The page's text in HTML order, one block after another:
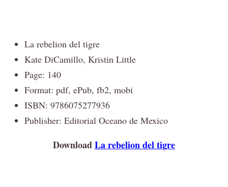
La rebelion del tigre
Kate DiCamillo, Kristin Little
Page: 140
Format: pdf, ePub, fb2, mobi
ISBN: 9786075277936
Publisher: Editorial Oceano de Mexico
DownloadLa rebelion del tigre